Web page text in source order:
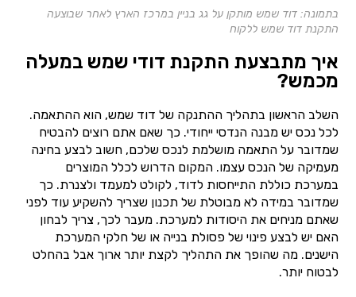
בתמונה: דוד שמש מותקן על גג בניין במרכז הארץ לאחר שבוצעה
התקנת דוד שמש ללקוח
איך מתבצעת התקנת דודי שמש במעלה
מכמש?
השלב הראשון בתהליך ההתנקה של דוד שמש, הוא ההתאמה.
לכל נכס יש מבנה הנדסי ייחודי. כך שאם אתם רוצים להבטיח
שמדובר על התאמה מושלמת לנכס שלכם, חשוב לבצע בחינה
מעמיקה של הנכס עצמו. המקום הדרוש לכלל המוצרים
במערכת כוללת התייחסות לדוד, לקולט למעמד ולצנרת. כך
שמדובר במידה לא מבוטלת של תכנון שצריך להשקיע עוד לפני
שאתם מניחים את היסודות למערכת. מעבר לכך, צריך לבחון
האם יש לבצע פינוי של פסולת בנייה או של חלקי המערכת
הישנים. מה שהופך את התהליך לקצת יותר ארוך אבל בהחלט
לבטוח יותר.